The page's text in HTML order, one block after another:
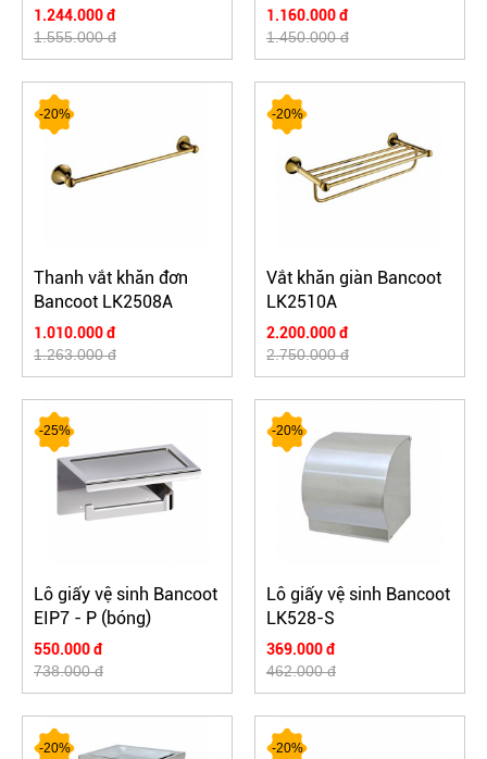
1.244.000 đ
1.555.000 đ
1.160.000 đ
1.450.000 đ
-20%
Thanh vắt khăn đơn
Bancoot LK2508A
1.010.000 đ
1.263.000 đ
-20%
Vắt khăn giàn Bancoot
LK2510A
2.200.000 đ
2.750.000 đ
-25%
Lô giấy vệ sinh Bancoot
EIP7 - P (bóng)
550.000 đ
738.000 đ
-20%
Lô giấy vệ sinh Bancoot
LK528-S
369.000 đ
462.000 đ
-20% -20%